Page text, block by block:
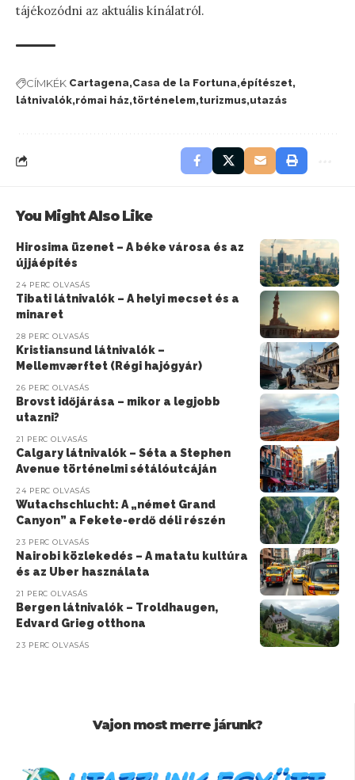
tájékozódni az aktuális kínálatról.
CÍMKÉK Cartagena Casa de la Fortuna építészet
látnivalók római ház történelem turizmus utazás
You Might Also Like
Hirosima üzenet – A béke városa és az
újjáépítés
24 PERC OLVASÁS
Tibati látnivalók – A helyi mecset és a
minaret
28 PERC OLVASÁS
Kristiansund látnivalók –
Mellemværftet (Régi hajógyár)
26 PERC OLVASÁS
Brovst időjárása – mikor a legjobb
utazni?
21 PERC OLVASÁS
Calgary látnivalók – Séta a Stephen
Avenue történelmi sétálóutcáján
24 PERC OLVASÁS
Wutachschlucht: A „német Grand
Canyon” a Fekete-erdő déli részén
23 PERC OLVASÁS
Nairobi közlekedés – A matatu kultúra
és az Uber használata
21 PERC OLVASÁS
Bergen látnivalók – Troldhaugen,
Edvard Grieg otthona
23 PERC OLVASÁS
Vajon most merre járunk?